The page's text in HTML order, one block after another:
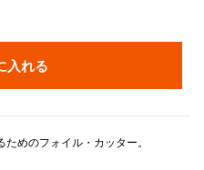
入れる
めのフォイル・カッター。